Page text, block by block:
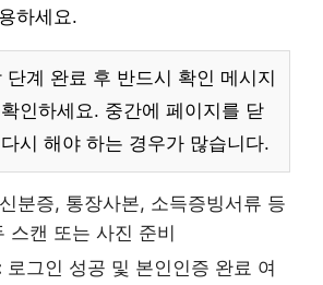
하세요.
단계 완료 후 반드시 확인 메시지
인하세요. 중간에 페이지를 닫
시 해야 하는 경우가 많습니다.
신분증, 통장사본, 소득증빙서류 등
스캔 또는 사진 준비
로그인 성공 및 본인인증 완료 여